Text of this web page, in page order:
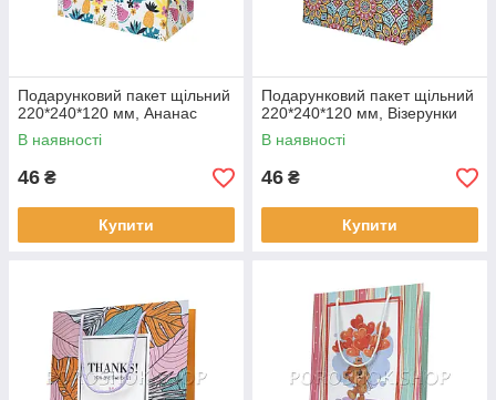
Подарунковий пакет щільний
220*240*120 мм, Ананас
В наявності
46 ₴
Купити
Подарунковий пакет щільний
220*240*120 мм, Візерунки
В наявності
46 ₴
Купити